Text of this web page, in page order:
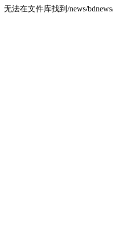
无法在文件库找到/news/